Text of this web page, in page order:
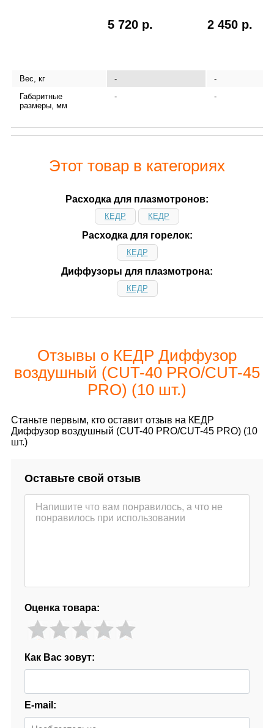
5 720 р. 2 450 р.
Вес, кг -
-
Габаритные
размеры, мм
- -
Этот товар в категориях
Расходка для плазмотронов:
КЕДР КЕДР
Расходка для горелок:
КЕДР
Диффузоры для плазмотрона:
КЕДР
Отзывы о КЕДР Диффузор
воздушный (CUT-40 PRO/CUT-45
PRO) (10 шт.)
Станьте первым, кто оставит отзыв на КЕДР
Диффузор воздушный (CUT-40 PRO/CUT-45 PRO) (10
шт.)
Оставьте свой отзыв
Оценка товара:
Как Вас зовут:
E-mail: